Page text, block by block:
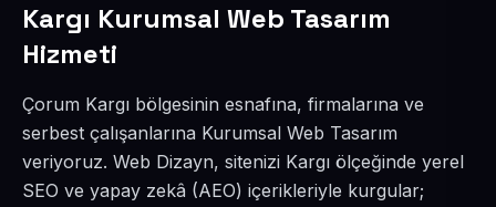
Kargı Kurumsal Web Tasarım
Hizmeti
Çorum Kargı bölgesinin esnafına, firmalarına ve
serbest çalışanlarına Kurumsal Web Tasarım
veriyoruz. Web Dizayn, sitenizi Kargı ölçeğinde yerel
SEO ve yapay zekâ (AEO) içerikleriyle kurgular;